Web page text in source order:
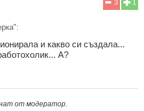
1
3
и какво си създала...
А?
от модератор.